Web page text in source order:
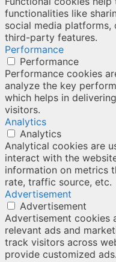
functionalities like
social media
third-party features.
Performance
Performance
Performance cookies
analyze the key
which helps in
visitors.
Analytics
Analytics
Analytical cookies are
interact with the
information on metrics
rate, traffic source, etc.
Advertisement
Advertisement
Advertisement cookies
relevant ads and
track visitors across
provide customized ads.